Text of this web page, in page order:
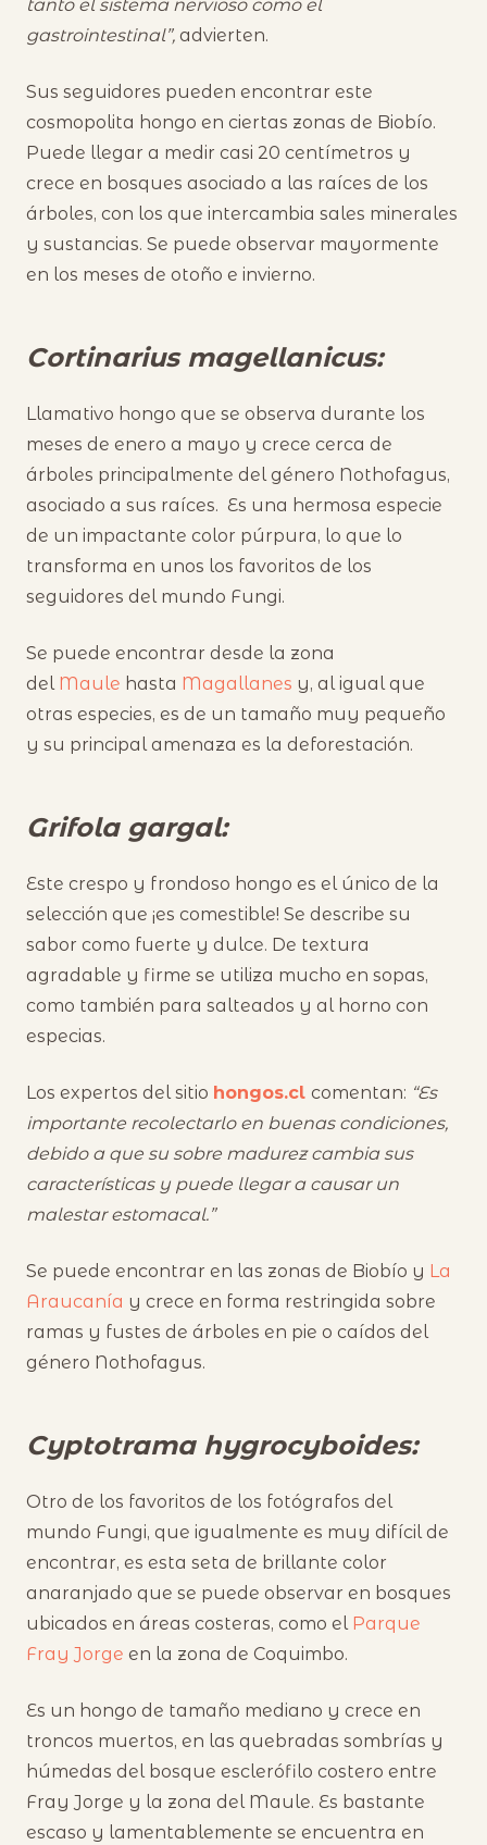
tanto el sistema nervioso como el
gastrointestinal”, advierten.
Sus seguidores pueden encontrar este
cosmopolita hongo en ciertas zonas de Biobío.
Puede llegar a medir casi 20 centímetros y
crece en bosques asociado a las raíces de los
árboles, con los que intercambia sales minerales
y sustancias. Se puede observar mayormente
en los meses de otoño e invierno.
Cortinarius magellanicus:
Llamativo hongo que se observa durante los
meses de enero a mayo y crece cerca de
árboles principalmente del género Nothofagus,
asociado a sus raíces. Es una hermosa especie
de un impactante color púrpura, lo que lo
transforma en unos los favoritos de los
seguidores del mundo Fungi.
Se puede encontrar desde la zona
del Maule hasta Magallanes y, al igual que
otras especies, es de un tamaño muy pequeño
y su principal amenaza es la deforestación.
Grifola gargal:
Este crespo y frondoso hongo es el único de la
selección que ¡es comestible! Se describe su
sabor como fuerte y dulce. De textura
agradable y firme se utiliza mucho en sopas,
como también para salteados y al horno con
especias.
Los expertos del sitio hongos.cl comentan: “Es
importante recolectarlo en buenas condiciones,
debido a que su sobre madurez cambia sus
características y puede llegar a causar un
malestar estomacal.”
Se puede encontrar en las zonas de Biobío y La
Araucanía y crece en forma restringida sobre
ramas y fustes de árboles en pie o caídos del
género Nothofagus.
Cyptotrama hygrocyboides:
Otro de los favoritos de los fotógrafos del
mundo Fungi, que igualmente es muy difícil de
encontrar, es esta seta de brillante color
anaranjado que se puede observar en bosques
ubicados en áreas costeras, como el Parque
Fray Jorge en la zona de Coquimbo.
Es un hongo de tamaño mediano y crece en
troncos muertos, en las quebradas sombrías y
húmedas del bosque esclerófilo costero entre
Fray Jorge y la zona del Maule. Es bastante
escaso y lamentablemente se encuentra en